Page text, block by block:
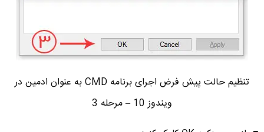
تنظیم حالت پیش فرض اجرای برنامه CMD به عنوان ادمین در
ویندوز 10 – مرحله 3